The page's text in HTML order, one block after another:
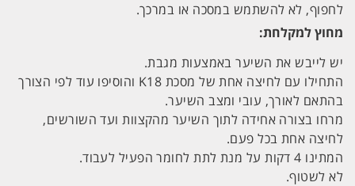
לחפוף, לא להשתמש במסכה או במרכך.
מחוץ למקלחת:
יש לייבש את השיער באמצעות מגבת.
התחילו עם לחיצה אחת של מסכת K18 והוסיפו עוד לפי הצורך
בהתאם לאורך, עובי ומצב השיער.
מרחו בצורה אחידה לתוך השיער מהקצוות ועד השורשים,
לחיצה אחת בכל פעם.
המתינו 4 דקות על מנת לתת לחומר הפעיל לעבוד.
לא לשטוף.